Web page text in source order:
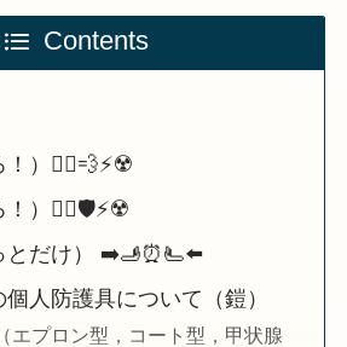
Contents
）🏃‍♀️💨⚡️☢️
）🙍‍♂️🛡️⚡️☢️
とだけ） ➡️🫸⏰🫷⬅️
人防護具について（鎧）
エプロン型，コート型，甲状腺